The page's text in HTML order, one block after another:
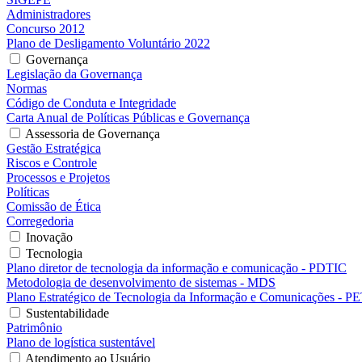
Administradores
Concurso 2012
Plano de Desligamento Voluntário 2022
Governança
Legislação da Governança
Normas
Código de Conduta e Integridade
Carta Anual de Políticas Públicas e Governança
Assessoria de Governança
Gestão Estratégica
Riscos e Controle
Processos e Projetos
Políticas
Comissão de Ética
Corregedoria
Inovação
Tecnologia
Plano diretor de tecnologia da informação e comunicação - PDTIC
Metodologia de desenvolvimento de sistemas - MDS
Plano Estratégico de Tecnologia da Informação e Comunicações -
Sustentabilidade
Patrimônio
Plano de logística sustentável
Atendimento ao Usuário